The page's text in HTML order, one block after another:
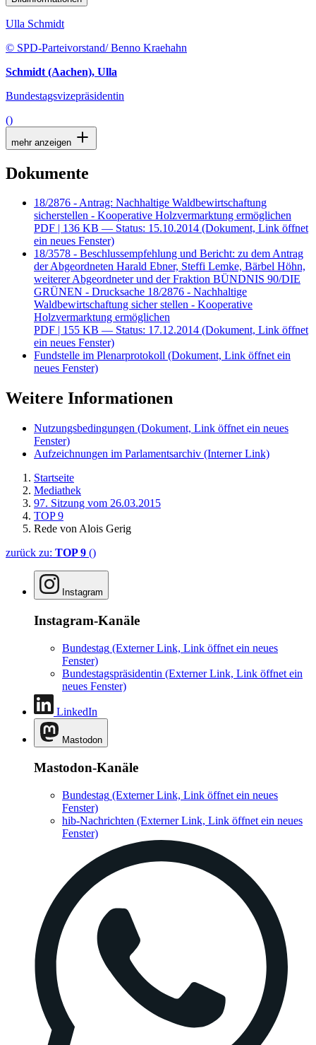
Ulla Schmidt
© SPD-Parteivorstand/ Benno Kraehahn
Schmidt (Aachen), Ulla
Bundestagsvizepräsidentin
()
mehr anzeigen
Dokumente
18/2876 - Antrag: Nachhaltige Waldbewirtschaftung
sicherstellen - Kooperative Holzvermarktung ermöglichen
PDF | 136 KB — Status: 15.10.2014 (Dokument, Link öffnet
ein neues Fenster)
18/3578 - Beschlussempfehlung und Bericht: zu dem Antrag
der Abgeordneten Harald Ebner, Steffi Lemke, Bärbel Höhn,
weiterer Abgeordneter und der Fraktion BÜNDNIS 90/DIE
GRÜNEN - Drucksache 18/2876 - Nachhaltige
Waldbewirtschaftung sicher stellen - Kooperative
Holzvermarktung ermöglichen
PDF | 155 KB — Status: 17.12.2014 (Dokument, Link öffnet
ein neues Fenster)
Fundstelle im Plenarprotokoll (Dokument, Link öffnet ein
neues Fenster)
Weitere Informationen
Nutzungsbedingungen (Dokument, Link öffnet ein neues
Fenster)
Aufzeichnungen im Parlamentsarchiv (Interner Link)
Startseite
Mediathek
97. Sitzung vom 26.03.2015
TOP 9
Rede von Alois Gerig
zurück zu: TOP 9 ()
Instagram
Instagram-Kanäle
Bundestag (Externer Link, Link öffnet ein neues
Fenster)
Bundestagspräsidentin (Externer Link, Link öffnet ein
neues Fenster)
LinkedIn
Mastodon
Mastodon-Kanäle
Bundestag (Externer Link, Link öffnet ein neues
Fenster)
hib-Nachrichten (Externer Link, Link öffnet ein neues
Fenster)